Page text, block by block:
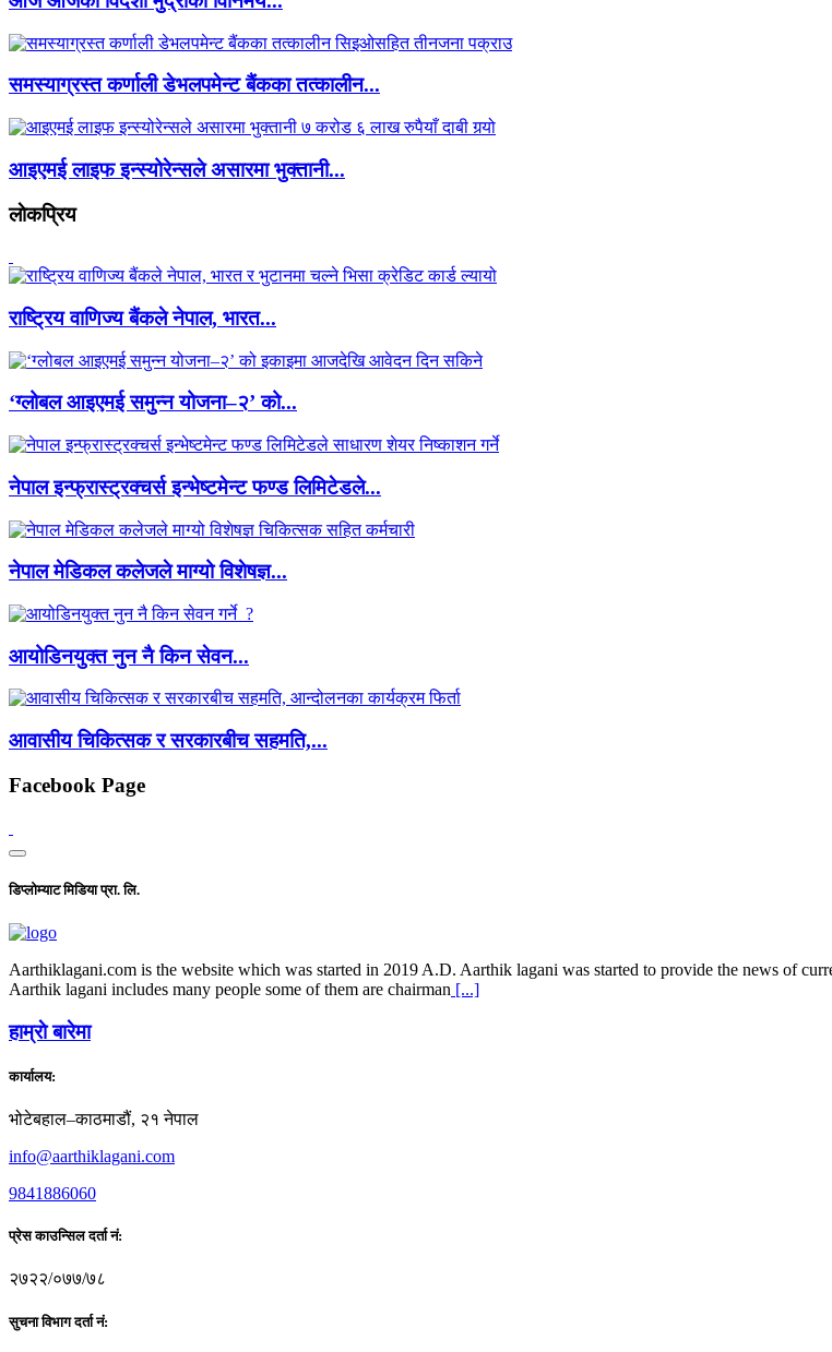
समस्याग्रस्त कर्णाली डेभलपमेन्ट बैंकका तत्कालीन...
आइएमई लाइफ इन्स्योरेन्सले असारमा भुक्तानी...
लाेकप्रिय
राष्ट्रिय वाणिज्य बैंकले नेपाल, भारत...
‘ग्लोबल आइएमई समुन्न योजना–२’ को...
नेपाल इन्फ्रास्ट्रक्चर्स इन्भेष्टमेन्ट फण्ड लिमिटेडले...
नेपाल मेडिकल कलेजले माग्यो विशेषज्ञ...
आयोडिनयुक्त नुन नै किन सेवन...
आवासीय चिकित्सक र सरकारबीच सहमति,...
Facebook Page
डिप्लोम्याट मिडिया प्रा. लि.
Aarthiklagani.com is the website which was started in 2019 A.D. Aarthik lagani was started to provide the news of
Aarthik lagani includes many people some of them are chairman [...]
हाम्राे बारेमा
कार्यालय:
भोटेबहाल–काठमाडौं, २१ नेपाल
info@aarthiklagani.com
9841886060
प्रेस काउन्सिल दर्ता नं:
२७२२/०७७/७८
सुचना विभाग दर्ता नं: